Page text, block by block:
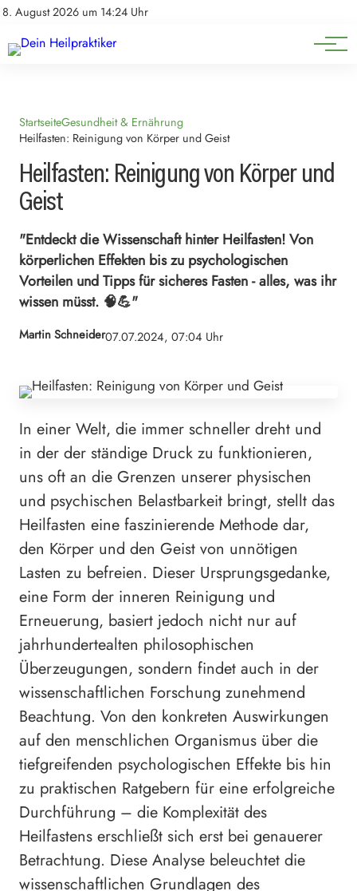
8. August 2026 um 14:24 Uhr
Impressum
Natürliche Medizin
Heilpflanzen & Kräuterkunde
StartseiteGesundheit & Ernährung
Heilfasten: Reinigung von Körper und Geist
Heilfasten: Reinigung von Körper und
Geist
"Entdeckt die Wissenschaft hinter Heilfasten! Von
körperlichen Effekten bis zu psychologischen
Vorteilen und Tipps für sicheres Fasten - alles, was ihr
wissen müsst. 🧠💪"
Martin Schneider07.07.2024, 07:04 Uhr
In einer Welt, die immer schneller dreht und
in der der ständige Druck zu funktionieren,
uns oft an die Grenzen unserer physischen
und psychischen Belastbarkeit bringt, stellt das
Heilfasten eine faszinierende Methode dar,
den Körper und den Geist von unnötigen
Lasten zu befreien. Dieser Ursprungsgedanke,
eine Form der inneren Reinigung und
Erneuerung, basiert jedoch nicht nur auf
jahrhundertealten philosophischen
Überzeugungen, sondern findet auch in der
wissenschaftlichen Forschung zunehmend
Beachtung. Von den konkreten Auswirkungen
auf den menschlichen Organismus über die
tiefgreifenden psychologischen Effekte bis hin
zu praktischen Ratgebern für eine erfolgreiche
Durchführung – die Komplexität des
Heilfastens erschließt sich erst bei genauerer
Betrachtung. Diese Analyse beleuchtet die
wissenschaftlichen Grundlagen des